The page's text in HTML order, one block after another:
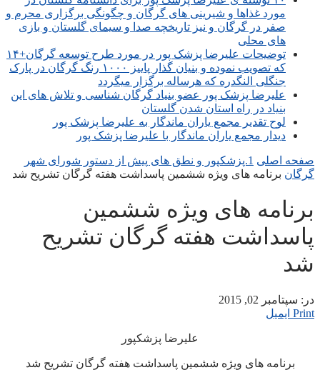
مورد غذاها و شیرینی های گرگان و چگونگی برگزاری محرم و
صفر در گرگان و نیز تاریخچه صدا و سیمای گلستان و بازی
های محلی
توضیحات علیرضا پزشک پور در مورد طرح توسعه گرگان+۱۴
که تصویب نموده و بنیان گذار پاییز ۱۰۰۰ رنگ گرگان در پارک
جنگلی النگدره که هرساله برگزار میگردد
علیرضا پزشک پور عضو بنیاد گرگان شناسی و تلاش های این
بنیاد در راه استان شدن گلستان
لوح تقدیر مجمع یاران ماندگار به علیرضا پزشک پور
دیدار مجمع یاران ماندگار با علیرضا پزشک پور
صفحه اصلی
1.پزشکپور و نطق های پیش از دستور شورای شهر
گرگان برنامه های ویژه ششمین پاسداشت هفته گرگان تشریح شد
برنامه های ویژه ششمین
پاسداشت هفته گرگان تشریح
شد
در: سپتامبر 02, 2015
Print ایمیل
علیرضا پزشکپور
برنامه های ویژه ششمین پاسداشت هفته گرگان تشریح شد